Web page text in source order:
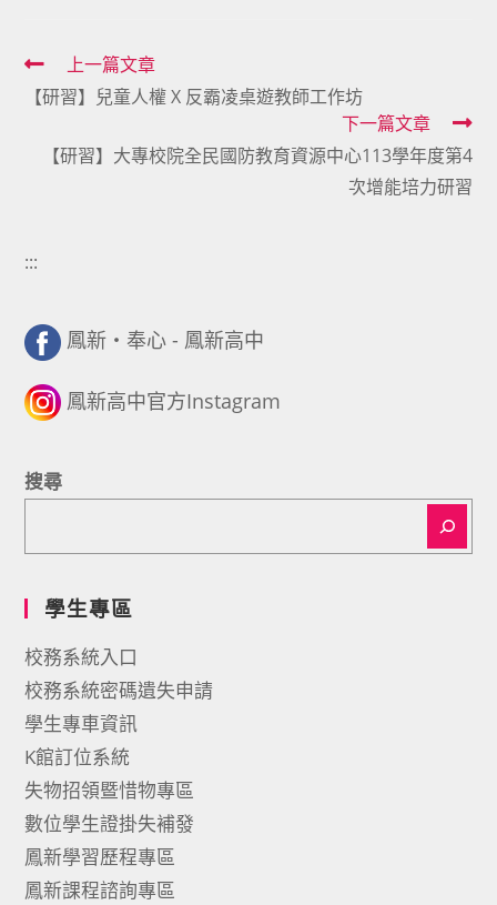
Read
more
上一篇文章
【研習】兒童人權 X 反霸凌桌遊教師工作坊
下一篇文章
【研習】大專校院全民國防教育資源中心113學年度第4
次增能培力研習
:::
鳳新・奉心 - 鳳新高中
鳳新高中官方Instagram
搜尋
學生專區
校務系統入口
校務系統密碼遺失申請
學生專車資訊
K館訂位系統
失物招領暨惜物專區
數位學生證掛失補發
鳳新學習歷程專區
鳳新課程諮詢專區